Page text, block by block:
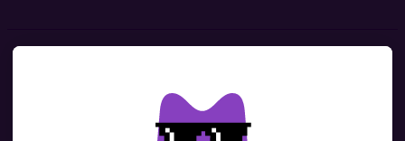
Lépj kapcsolatba velünk